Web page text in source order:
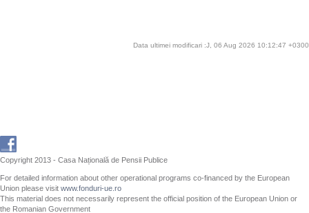
Data ultimei modificari :J, 06 Aug 2026 10:12:47 +0300
Copyright 2013 - Casa Națională de Pensii Publice
For detailed information about other operational programs co-financed by the European
Union please visit www.fonduri-ue.ro
This material does not necessarily represent the official position of the European Union or
the Romanian Government